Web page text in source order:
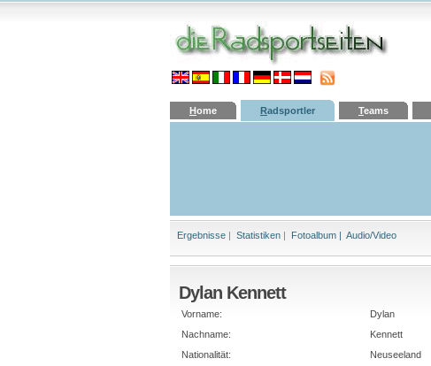
Home Radsportler Teams
Ergebnisse | Statistiken | Fotoalbum | Audio/Video
Dylan Kennett
Vorname:
Dylan
Nachname:
Kennett
Nationalität:
Neuseeland